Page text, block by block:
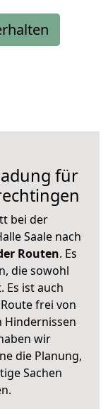
für
bei der
Saale nach
Routen. Es
die sowohl
Es ist auch
frei von
Hindernissen
wir
die Planung,
Sachen